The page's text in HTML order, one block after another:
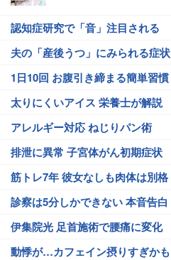
認知症研究で「音」注目される
夫の「産後うつ」にみられる症状
1日10回 お腹引き締まる簡単習慣
太りにくいアイス 栄養士が解説
アレルギー対応 ねじりパン術
排泄に異常 子宮体がん初期症状
筋トレ7年 彼女なしも肉体は別格
診察は5分しかできない 本音告白
伊集院光 足首施術で腰痛に変化
動悸が…カフェイン摂りすぎかも